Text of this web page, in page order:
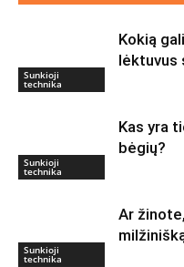
Sunkioji
technika
Kokią
lėktuvus
Sunkioji
technika
Kas yra
bėgių?
Sunkioji
technika
Ar